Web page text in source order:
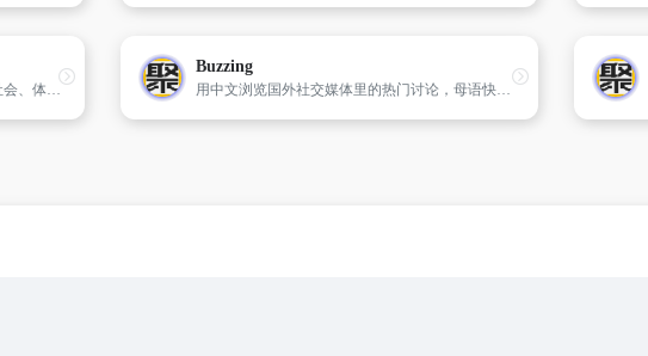
提供新闻资讯,涵盖国际、大陆、台湾、社会、体育新闻等.
Buzzing
用中文浏览国外社交媒体里的热门讨论，母语快速导读， 感兴趣再进原文深度阅读